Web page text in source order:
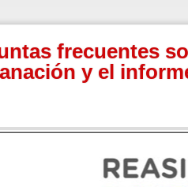
frecuentes
y el